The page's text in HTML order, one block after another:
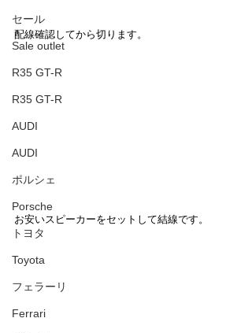
セール
Sale outlet
R35 GT-R
R35 GT-R
AUDI
AUDI
ポルシェ
Porsche
トヨタ
Toyota
フェラーリ
Ferrari
配線確認してから切ります。
お安いスピーカーをセットして結線です。